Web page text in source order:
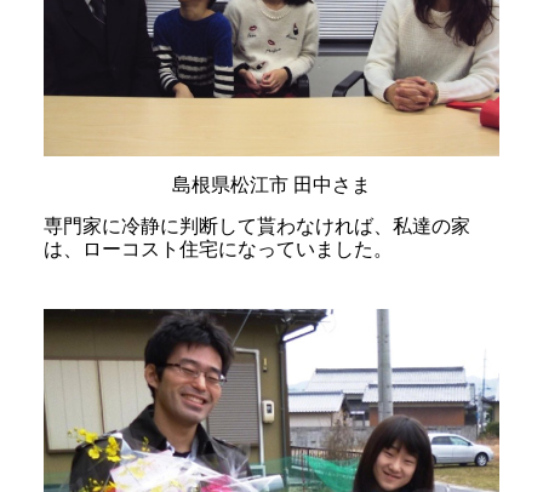
島根県松江市 田中さま
専門家に冷静に判断して貰わなければ、私達の家
は、ローコスト住宅になっていました。